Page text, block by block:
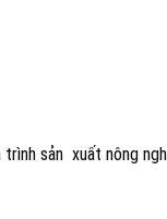
trình sản xuất nông